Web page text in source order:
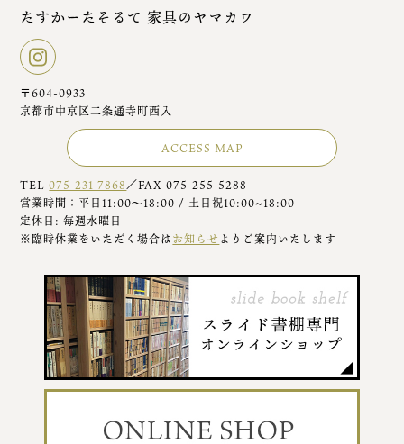
たすかーたそるて 家具のヤマカワ
〒604-0933
京都市中京区二条通寺町西入
ACCESS MAP
TEL075-231-7868／FAX 075-255-5288
営業時間：平日11:00～18:00 / 土日祝10:00~18:00
定休日: 毎週水曜日
※臨時休業をいただく場合はお知らせ よりご案内いたします